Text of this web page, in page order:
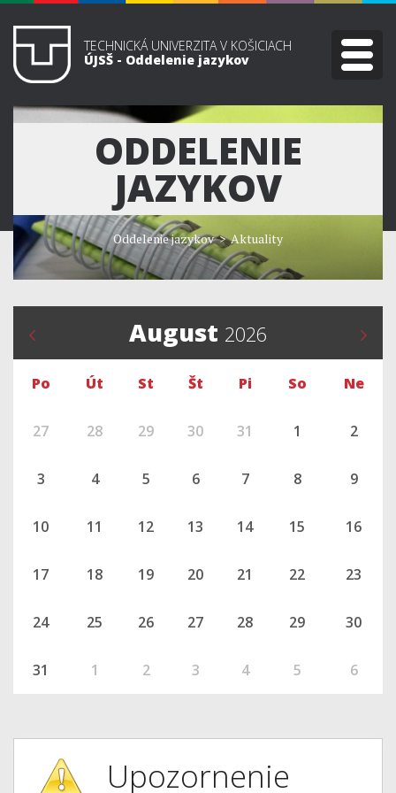
TECHNICKÁ UNIVERZITA V KOŠICIACH
ÚJSŠ - Oddelenie jazykov
ODDELENIE
JAZYKOV
Oddelenie jazykov>Aktuality
August 2026
Po Út St Št Pi So Ne
27 28 29 30 31 1 2
3 4 5 6 7 8 9
10 11 12 13 14 15 16
17 18 19 20 21 22 23
24 25 26 27 28 29 30
31 1 2 3 4 5 6
Upozornenie